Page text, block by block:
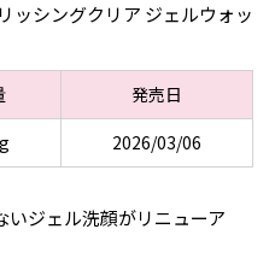
ッシングクリア ジェルウォッ
発売日
2026/03/06
ジェル洗顔がリニューア